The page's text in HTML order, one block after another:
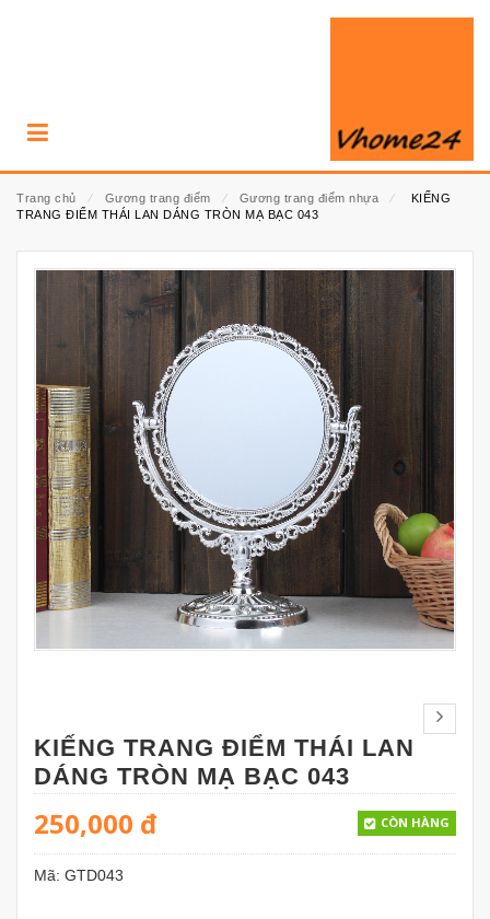
Trang chủ ⁄ Gương trang điểm ⁄ Gương trang điểm nhựa ⁄
KIẾNG
TRANG ĐIỂM THÁI LAN DÁNG TRÒN MẠ BẠC 043
KIẾNG TRANG ĐIỂM THÁI LAN
DÁNG TRÒN MẠ BẠC 043
250,000 đ CÒN HÀNG
Mã: GTD043